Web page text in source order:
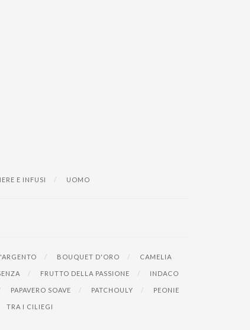
E INFUSI UOMO
BOUQUET D'ORO CAMELIA
FRUTTO DELLA PASSIONE INDACO
PAPAVERO SOAVE PATCHOULY PEONIE
TRA I CILIEGI